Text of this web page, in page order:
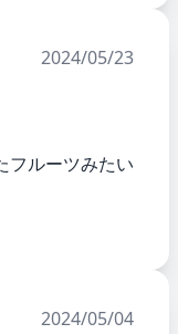
2024/05/23
フルーツみたい
2024/05/04